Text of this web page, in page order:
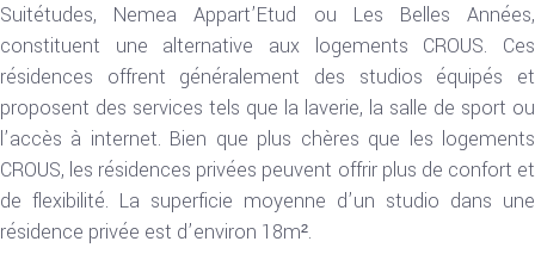
Suitétudes, Nemea Appart’Etud ou Les Belles Années,
constituent une alternative aux logements CROUS. Ces
résidences offrent généralement des studios équipés et
proposent des services tels que la laverie, la salle de sport ou
l’accès à internet. Bien que plus chères que les logements
CROUS, les résidences privées peuvent offrir plus de confort et
de flexibilité. La superficie moyenne d’un studio dans une
résidence privée est d’environ 18m².